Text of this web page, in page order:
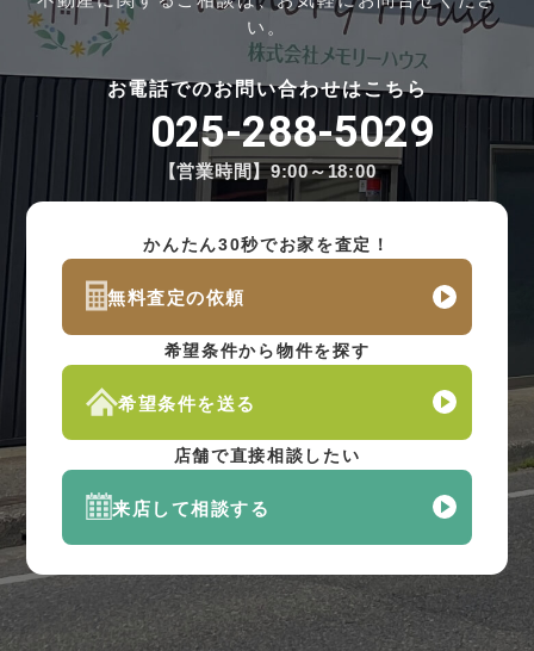
い。
お電話でのお問い合わせはこちら
025-288-5029
【営業時間】9:00～18:00
かんたん30秒でお家を査定！
無料査定の依頼
希望条件から物件を探す
希望条件を送る
店舗で直接相談したい
来店して相談する